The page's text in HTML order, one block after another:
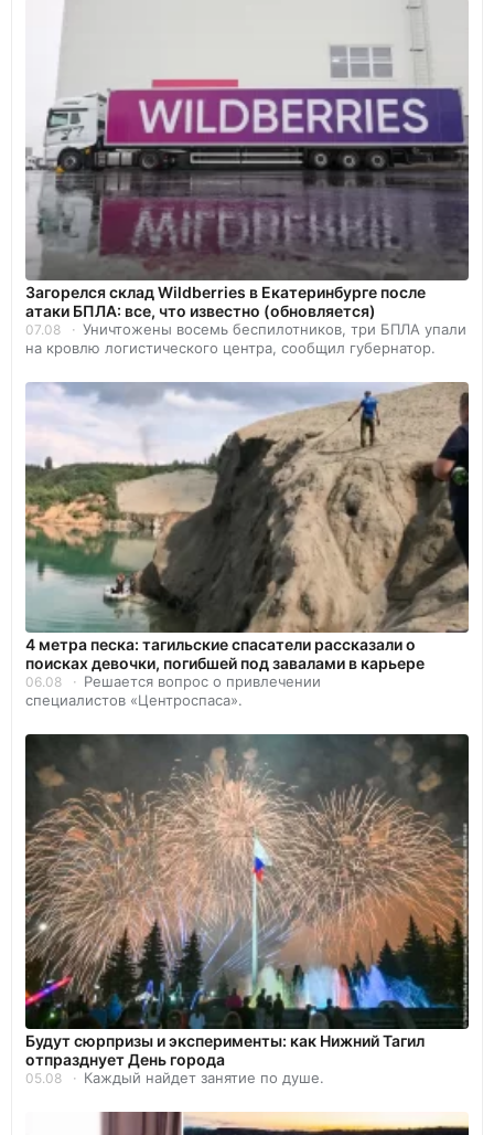
Загорелся склад Wildberries в Екатеринбурге после
атаки БПЛА: все, что известно (обновляется)
07.08
Уничтожены восемь беспилотников, три БПЛА упали
на кровлю логистического центра, сообщил губернатор.
4 метра песка: тагильские спасатели рассказали о
поисках девочки, погибшей под завалами в карьере
06.08
Решается вопрос о привлечении
специалистов «Центроспаса».
Будут сюрпризы и эксперименты: как Нижний Тагил
отпразднует День города
05.08 Каждый найдет занятие по душе.